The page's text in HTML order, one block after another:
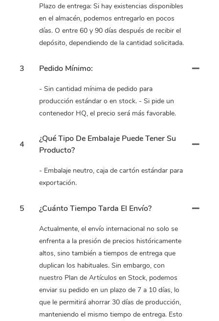
Plazo de entrega: Si hay existencias disponibles
en el almacén, podemos entregarlo en pocos
días. O entre 60 y 90 días después de recibir el
depósito, dependiendo de la cantidad solicitada.
3 Pedido Mínimo:
- Sin cantidad mínima de pedido para
producción estándar o en stock. - Si pide un
contenedor HQ, el precio será más favorable.
4
¿Qué Tipo De Embalaje Puede Tener Su
Producto?
- Embalaje neutro, caja de cartón estándar para
exportación.
5 ¿Cuánto Tiempo Tarda El Envío?
Actualmente, el envío internacional no solo se
enfrenta a la presión de precios históricamente
altos, sino también a tiempos de entrega que
duplican los habituales. Sin embargo, con
nuestro Plan de Artículos en Stock, podemos
enviar su pedido en un plazo de 7 a 10 días, lo
que le permitirá ahorrar 30 días de producción,
manteniendo el mismo tiempo de entrega. Esto